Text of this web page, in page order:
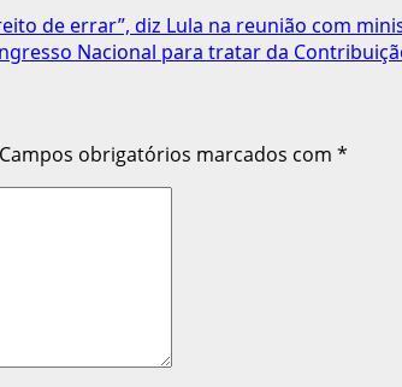
de errar”, diz Lula na reunião com
Nacional para tratar da
Campos obrigatórios marcados com *